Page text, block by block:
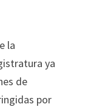
la
ya
de
por